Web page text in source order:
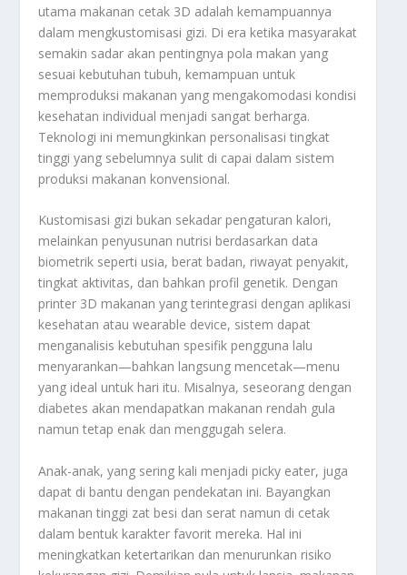
utama makanan cetak 3D adalah kemampuannya
dalam mengkustomisasi gizi. Di era ketika masyarakat
semakin sadar akan pentingnya pola makan yang
sesuai kebutuhan tubuh, kemampuan untuk
memproduksi makanan yang mengakomodasi kondisi
kesehatan individual menjadi sangat berharga.
Teknologi ini memungkinkan personalisasi tingkat
tinggi yang sebelumnya sulit di capai dalam sistem
produksi makanan konvensional.
Kustomisasi gizi bukan sekadar pengaturan kalori,
melainkan penyusunan nutrisi berdasarkan data
biometrik seperti usia, berat badan, riwayat penyakit,
tingkat aktivitas, dan bahkan profil genetik. Dengan
printer 3D makanan yang terintegrasi dengan aplikasi
kesehatan atau wearable device, sistem dapat
menganalisis kebutuhan spesifik pengguna lalu
menyarankan—bahkan langsung mencetak—menu
yang ideal untuk hari itu. Misalnya, seseorang dengan
diabetes akan mendapatkan makanan rendah gula
namun tetap enak dan menggugah selera.
Anak-anak, yang sering kali menjadi picky eater, juga
dapat di bantu dengan pendekatan ini. Bayangkan
makanan tinggi zat besi dan serat namun di cetak
dalam bentuk karakter favorit mereka. Hal ini
meningkatkan ketertarikan dan menurunkan risiko